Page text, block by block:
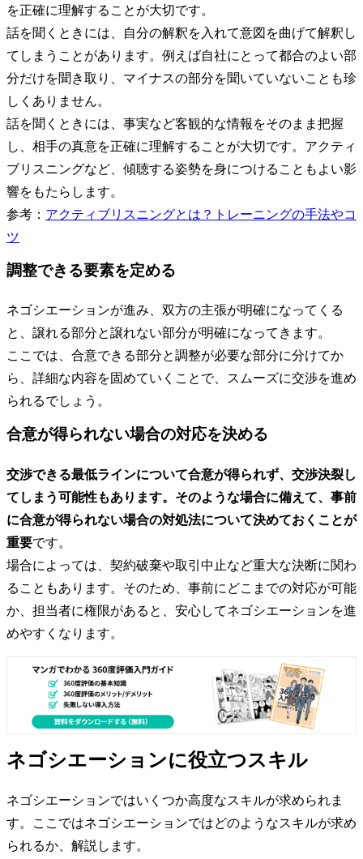
を正確に理解することが大切です。
話を聞くときには、自分の解釈を入れて意図を曲げて解釈し
てしまうことがあります。例えば自社にとって都合のよい部
分だけを聞き取り、マイナスの部分を聞いていないことも珍
しくありません。
話を聞くときには、事実など客観的な情報をそのまま把握
し、相手の真意を正確に理解することが大切です。アクティ
ブリスニングなど、傾聴する姿勢を身につけることもよい影
響をもたらします。
参考： アクティブリスニングとは？トレーニングの手法やコ
ツ
調整できる要素を定める
ネゴシエーションが進み、双方の主張が明確になってくる
と、譲れる部分と譲れない部分が明確になってきます。
ここでは、合意できる部分と調整が必要な部分に分けてか
ら、詳細な内容を固めていくことで、スムーズに交渉を進め
られるでしょう。
合意が得られない場合の対応を決める
交渉できる最低ラインについて合意が得られず、交渉決裂し
てしまう可能性もあります。そのような場合に備えて、事前
に合意が得られない場合の対処法について決めておくことが
重要です。
場合によっては、契約破棄や取引中止など重大な決断に関わ
ることもあります。そのため、事前にどこまでの対応が可能
か、担当者に権限があると、安心してネゴシエーションを進
めやすくなります。
ネゴシエーションに役立つスキル
ネゴシエーションではいくつか高度なスキルが求められま
す。ここではネゴシエーションではどのようなスキルが求め
られるか、解説します。